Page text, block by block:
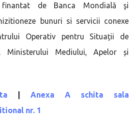
finantat de Banca Mondială şi
bunuri si servicii conexe
Operativ pentru Situații de
Ministerului Mediului, Apelor și
|Anexa A schita sala
nr. 1